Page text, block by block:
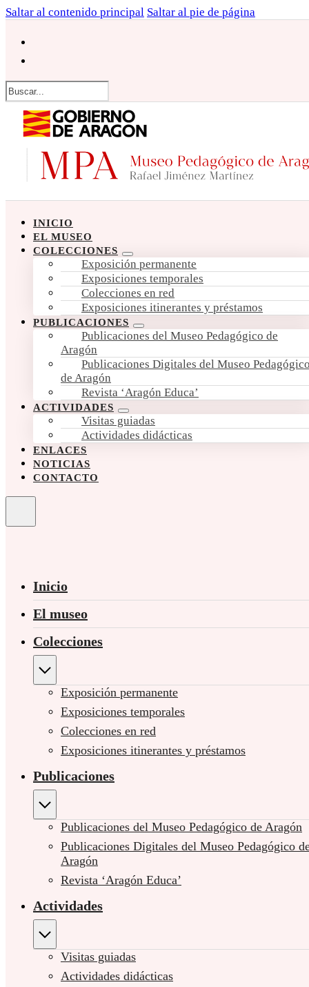
Saltar al contenido principal Saltar al pie de página
Buscar
INICIO
EL MUSEO
COLECCIONES
Exposición permanente
Exposiciones temporales
Colecciones en red
Exposiciones itinerantes y préstamos
PUBLICACIONES
Publicaciones del Museo Pedagógico de
Aragón
Publicaciones Digitales del Museo
de Aragón
Revista ‘Aragón Educa’
ACTIVIDADES
Visitas guiadas
Actividades didácticas
ENLACES
NOTICIAS
CONTACTO
Inicio
El museo
Colecciones
Exposición permanente
Exposiciones temporales
Colecciones en red
Exposiciones itinerantes y préstamos
Publicaciones
Publicaciones del Museo Pedagógico de Aragón
Publicaciones Digitales del Museo Pedagógico
Aragón
Revista ‘Aragón Educa’
Actividades
Visitas guiadas
Actividades didácticas